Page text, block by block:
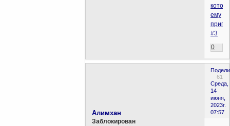
ему
#3
0
61
Среда,
14
июня,
2023г.
07:57
Алимхан
Заблокирован